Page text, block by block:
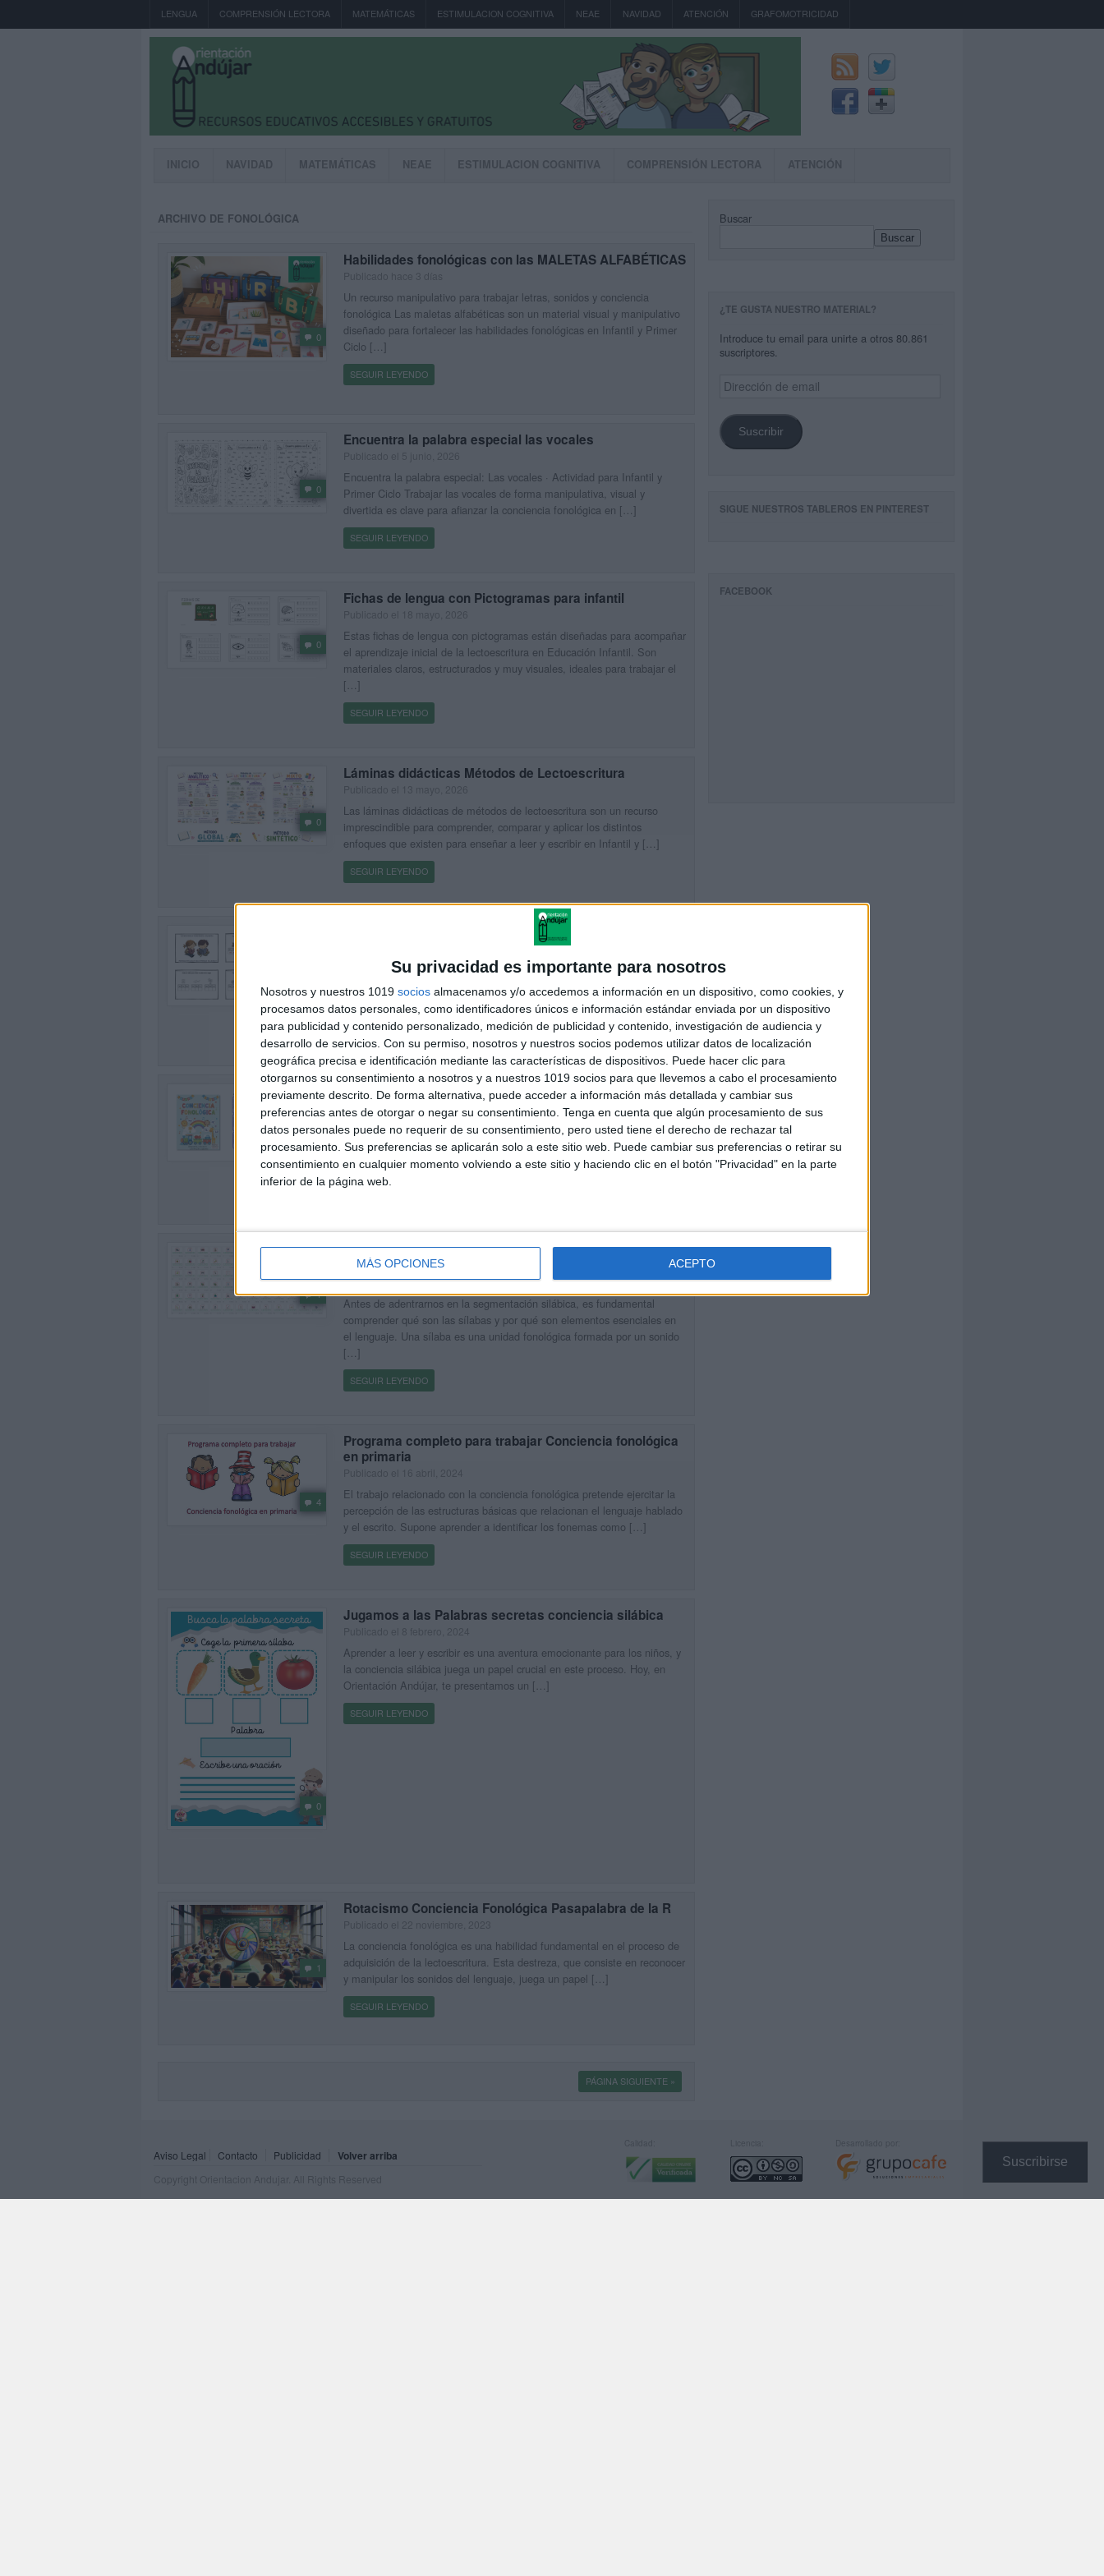
Su privacidad es importante para nosotros
Nosotros y nuestros 1019 socios almacenamos y/o accedemos a información en un dispositivo, como cookies, y
procesamos datos personales, como identificadores únicos e información estándar enviada por un dispositivo
para publicidad y contenido personalizado, medición de publicidad y contenido, investigación de audiencia y
desarrollo de servicios. Con su permiso, nosotros y nuestros socios podemos utilizar datos de localización
geográfica precisa e identificación mediante las características de dispositivos. Puede hacer clic para
otorgarnos su consentimiento a nosotros y a nuestros 1019 socios para que llevemos a cabo el procesamiento
previamente descrito. De forma alternativa, puede acceder a información más detallada y cambiar sus
preferencias antes de otorgar o negar su consentimiento. Tenga en cuenta que algún procesamiento de sus
datos personales puede no requerir de su consentimiento, pero usted tiene el derecho de rechazar tal
procesamiento. Sus preferencias se aplicarán solo a este sitio web. Puede cambiar sus preferencias o retirar su
consentimiento en cualquier momento volviendo a este sitio y haciendo clic en el botón "Privacidad" en la parte
inferior de la página web.
MÁS OPCIONES ACEPTO
Suscribirse
LENGUA COMPRENSIÓN LECTORA MATEMÁTICAS ESTIMULACION COGNITIVA NEAE NAVIDAD ATENCIÓN GRAFOMOTRICIDAD
INICIO NAVIDAD MATEMÁTICAS NEAE ESTIMULACION COGNITIVA COMPRENSIÓN LECTORA ATENCIÓN
ARCHIVO DE FONOLÓGICA
0
Habilidades fonológicas con las MALETAS ALFABÉTICAS
Un recurso manipulativo para trabajar letras, sonidos y conciencia
fonológica Las maletas alfabéticas son un material visual y manipulativo
diseñado para fortalecer las habilidades fonológicas en Infantil y Primer
Ciclo […]
SEGUIR LEYENDO
0
Encuentra la palabra especial las vocales
Encuentra la palabra especial: Las vocales · Actividad para Infantil y
Primer Ciclo Trabajar las vocales de forma manipulativa, visual y
divertida es clave para afianzar la conciencia fonológica en […]
SEGUIR LEYENDO
0
Fichas de lengua con Pictogramas para infantil
Estas fichas de lengua con pictogramas están diseñadas para acompañar
el aprendizaje inicial de la lectoescritura en Educación Infantil. Son
materiales claros, estructurados y muy visuales, ideales para trabajar el
[…]
SEGUIR LEYENDO
0
Láminas didácticas Métodos de Lectoescritura
Las láminas didácticas de métodos de lectoescritura son un recurso
imprescindible para comprender, comparar y aplicar los distintos
enfoques que existen para enseñar a leer y escribir en Infantil y […]
SEGUIR LEYENDO
Ordena sílabas para formar palabras conciencia silábica
La conciencia silábica es una de las habilidades fundamentales dentro
del proceso de aprendizaje de la lectoescritura. Antes de leer y escribir
palabras completas, los niños necesitan comprender que estas […]
SEGUIR LEYENDO
0
CUADERNO DE CONCIENCIA FONOLÓGICA 32 páginas
Publicado el 26 febrero, 2026
Aprender a leer y escribir es uno de los grandes hitos en la vida de un
niño, pero antes de enfrentarse a las letras sobre el papel, necesitan
dominar un […]
SEGUIR LEYENDO
1
TRABAJAR LA SEGMENTACION SILÁBICA contamos
silabas
Publicado el 3 agosto, 2024
Antes de adentrarnos en la segmentación silábica, es fundamental
comprender qué son las sílabas y por qué son elementos esenciales en
el lenguaje. Una sílaba es una unidad fonológica formada por un sonido
[…]
SEGUIR LEYENDO
4
Programa completo para trabajar Conciencia fonológica
en primaria
El trabajo relacionado con la conciencia fonológica pretende ejercitar la
percepción de las estructuras básicas que relacionan el lenguaje hablado
y el escrito. Supone aprender a identificar los fonemas como […]
SEGUIR LEYENDO
0
Jugamos a las Palabras secretas conciencia silábica
Aprender a leer y escribir es una aventura emocionante para los niños, y
la conciencia silábica juega un papel crucial en este proceso. Hoy, en
Orientación Andújar, te presentamos un […]
SEGUIR LEYENDO
1
Rotacismo Conciencia Fonológica Pasapalabra de la R
La conciencia fonológica es una habilidad fundamental en el proceso de
adquisición de la lectoescritura. Esta destreza, que consiste en reconocer
y manipular los sonidos del lenguaje, juega un papel […]
SEGUIR LEYENDO
PÁGINA SIGUIENTE »
Buscar
Buscar
¿TE GUSTA NUESTRO MATERIAL?
Introduce tu email para unirte a otros 80.861
suscriptores.
Dirección
de
Suscribir
SIGUE NUESTROS TABLEROS EN PINTEREST
FACEBOOK
Aviso Legal Contacto Publicidad Volver arriba